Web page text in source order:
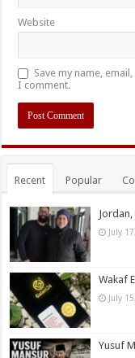
Website
Save my name,
I comment.
Recent Popular
July
Wakaf
July
Yusuf